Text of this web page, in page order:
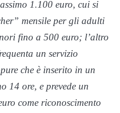
1.100 euro, cui si
mensile per gli adulti
fino a 500 euro; l’altro
un servizio
che è inserito in un
14 ore, e prevede un
come riconoscimento